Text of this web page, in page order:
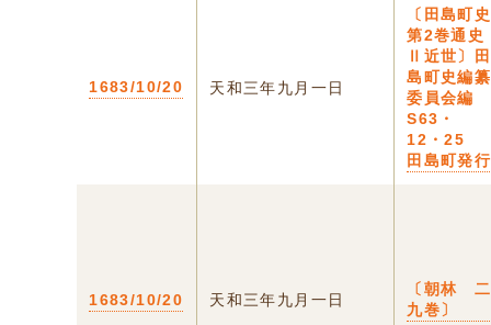
1683/10/20 天和三年九月一日
〔田島町史
第2巻通史
Ⅱ近世〕田
島町史編纂
委員会編
S63・
12・25
田島町発行
1683/10/20 天和三年九月一日
〔朝林 二
九巻〕